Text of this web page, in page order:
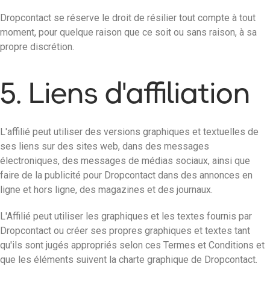
Dropcontact se réserve le droit de résilier tout compte à tout
moment, pour quelque raison que ce soit ou sans raison, à sa
propre discrétion.
5. Liens d'affiliation
L'affilié peut utiliser des versions graphiques et textuelles de
ses liens sur des sites web, dans des messages
électroniques, des messages de médias sociaux, ainsi que
faire de la publicité pour Dropcontact dans des annonces en
ligne et hors ligne, des magazines et des journaux.
L'Affilié peut utiliser les graphiques et les textes fournis par
Dropcontact ou créer ses propres graphiques et textes tant
qu'ils sont jugés appropriés selon ces Termes et Conditions et
que les éléments suivent la charte graphique de Dropcontact.